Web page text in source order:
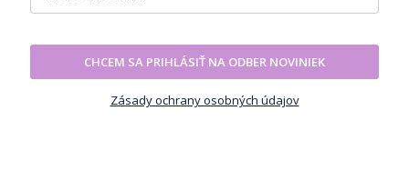
CHCEM SA PRIHLÁSIŤ NA ODBER NOVINIEK
Zásady ochrany osobných údajov